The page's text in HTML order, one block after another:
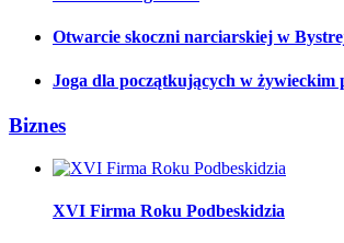
Otwarcie skoczni narciarskiej w
Joga dla początkujących w żywieckim
Biznes
XVI Firma Roku Podbeskidzia